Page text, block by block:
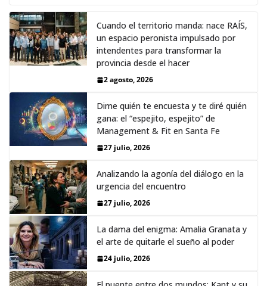
Cuando el territorio manda: nace RAÍS,
un espacio peronista impulsado por
intendentes para transformar la
provincia desde el hacer
2 agosto, 2026
Dime quién te encuesta y te diré quién
gana: el “espejito, espejito” de
Management & Fit en Santa Fe
27 julio, 2026
Analizando la agonía del diálogo en la
urgencia del encuentro
27 julio, 2026
La dama del enigma: Amalia Granata y
el arte de quitarle el sueño al poder
24 julio, 2026